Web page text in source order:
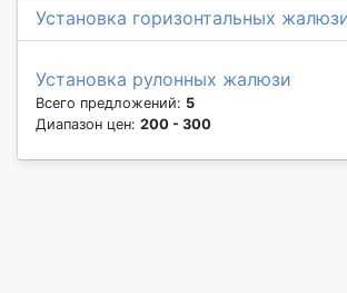
Установка горизонтальных
Установка рулонных жалюзи
Всего предложений: 5
Диапазон цен: 200 - 300